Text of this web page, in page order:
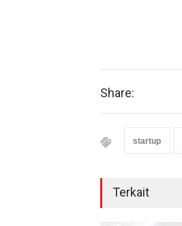
Share:
startup
Terkait